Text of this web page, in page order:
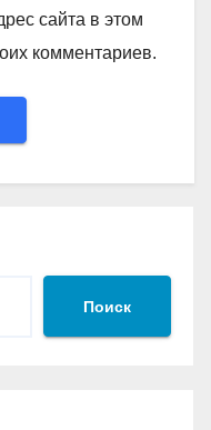
сайта в этом
комментариев.
Поиск